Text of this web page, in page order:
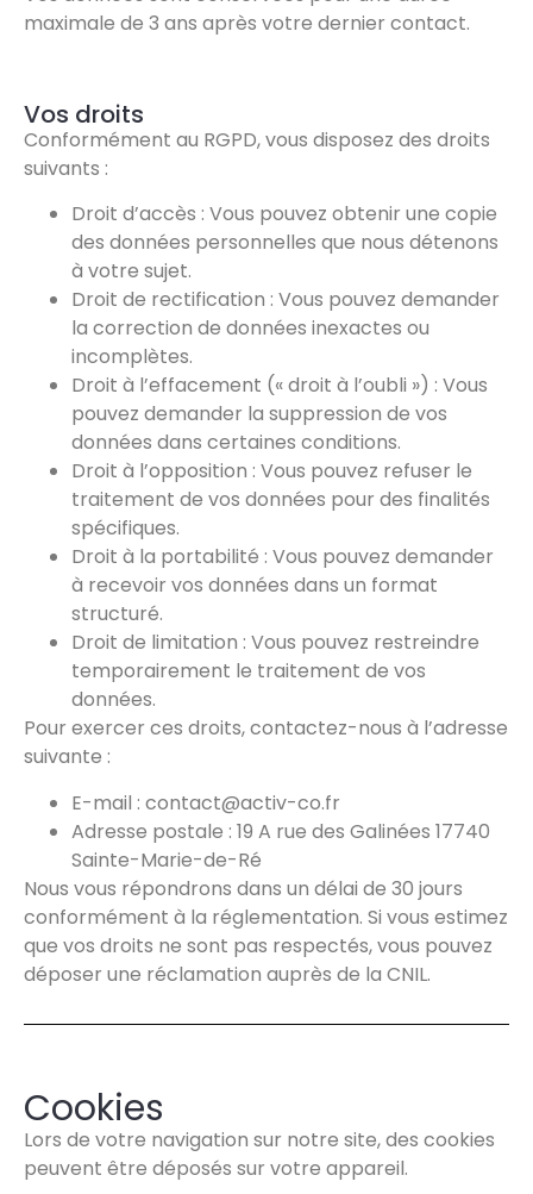
maximale de 3 ans après votre dernier contact.
Vos droits
Conformément au RGPD, vous disposez des droits
suivants :
Droit d’accès : Vous pouvez obtenir une copie
des données personnelles que nous détenons
à votre sujet.
Droit de rectification : Vous pouvez demander
la correction de données inexactes ou
incomplètes.
Droit à l’effacement (« droit à l’oubli ») : Vous
pouvez demander la suppression de vos
données dans certaines conditions.
Droit à l’opposition : Vous pouvez refuser le
traitement de vos données pour des finalités
spécifiques.
Droit à la portabilité : Vous pouvez demander
à recevoir vos données dans un format
structuré.
Droit de limitation : Vous pouvez restreindre
temporairement le traitement de vos
données.
Pour exercer ces droits, contactez-nous à l’adresse
suivante :
E-mail : contact@activ-co.fr
Adresse postale : 19 A rue des Galinées 17740
Sainte-Marie-de-Ré
Nous vous répondrons dans un délai de 30 jours
conformément à la réglementation. Si vous estimez
que vos droits ne sont pas respectés, vous pouvez
déposer une réclamation auprès de la CNIL.
Cookies
Lors de votre navigation sur notre site, des cookies
peuvent être déposés sur votre appareil.